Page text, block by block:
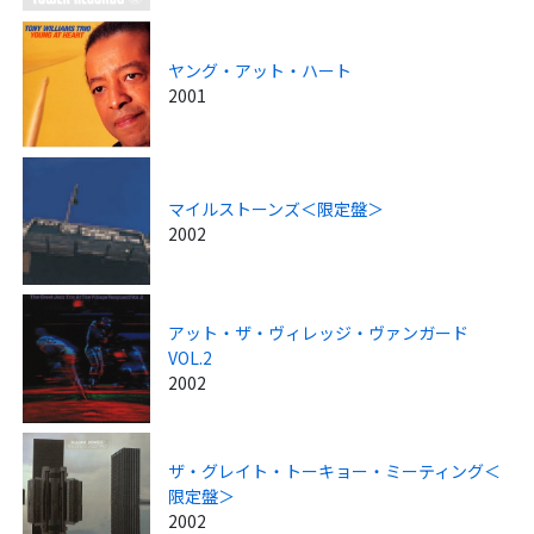
ヤング・アット・ハート
2001
マイルストーンズ＜限定盤＞
2002
アット・ザ・ヴィレッジ・ヴァンガード
VOL.2
2002
ザ・グレイト・トーキョー・ミーティング＜
限定盤＞
2002